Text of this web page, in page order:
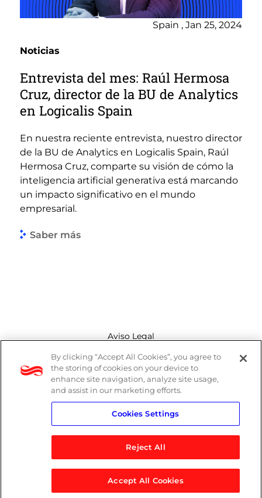
Spain , Jan 25, 2024
Noticias
Entrevista del mes: Raúl Hermosa
Cruz, director de la BU de Analytics
en Logicalis Spain
En nuestra reciente entrevista, nuestro director
de la BU de Analytics en Logicalis Spain, Raúl
Hermosa Cruz, comparte su visión de cómo la
inteligencia artificial generativa está marcando
un impacto significativo en el mundo
empresarial.
Saber más
© 2026 Logicalis Group
Aviso Legal
Canal de denuncias
Política de cookies
Política de privacidad
By clicking “Accept All Cookies”, you agree to
the storing of cookies on your device to
enhance site navigation, analyze site usage,
and assist in our marketing efforts.
Cookies Settings
Reject All
Accept All Cookies